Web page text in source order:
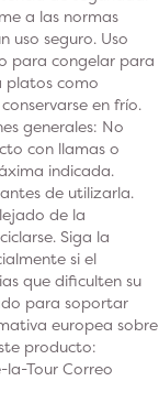
a las normas
uso seguro. Uso
para congelar para
platos como
en frío.
generales: No
con llamas o
indicada.
de utilizarla.
de la
Siga la
si el
que dificulten su
para soportar
europea sobre
producto:
la-Tour Correo